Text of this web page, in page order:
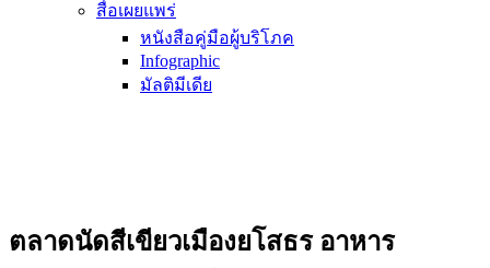
สื่อเผยแพร่
หนังสือคู่มือผู้บริโภค
Infographic
มัลติมีเดีย
ตลาดนัดสีเขียวเมืองยโสธร อาหาร